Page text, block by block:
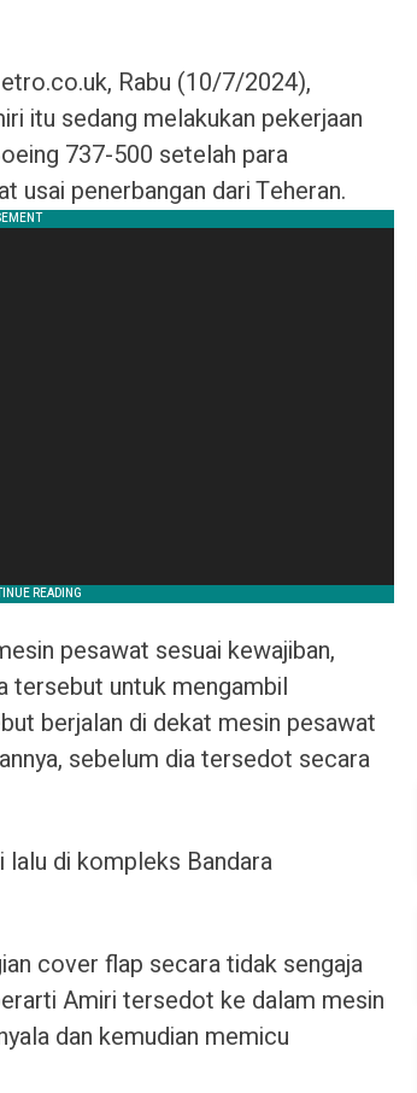
Rabu (10/7/2024),
itu sedang melakukan pekerjaan
737-500 setelah para
usai penerbangan dari Teheran.
pesawat sesuai kewajiban,
tersebut untuk mengambil
berjalan di dekat mesin pesawat
sebelum dia tersedot secara
di kompleks Bandara
cover flap secara tidak sengaja
Amiri tersedot ke dalam mesin
dan kemudian memicu